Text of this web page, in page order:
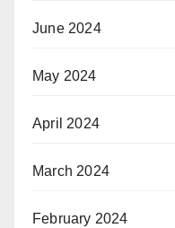
June 2024
May 2024
April 2024
March 2024
February 2024